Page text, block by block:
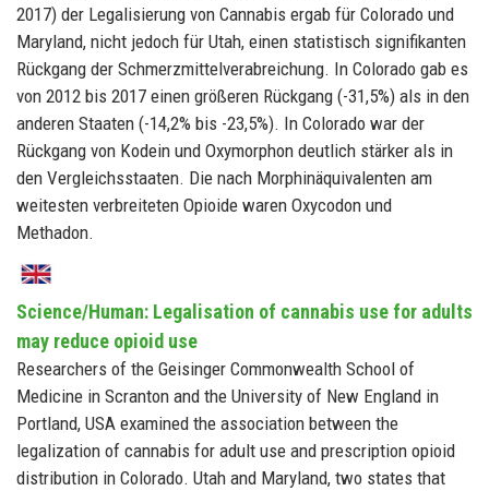
2017) der Legalisierung von Cannabis ergab für Colorado und
Maryland, nicht jedoch für Utah, einen statistisch signifikanten
Rückgang der Schmerzmittelverabreichung. In Colorado gab es
von 2012 bis 2017 einen größeren Rückgang (-31,5%) als in den
anderen Staaten (-14,2% bis -23,5%). In Colorado war der
Rückgang von Kodein und Oxymorphon deutlich stärker als in
den Vergleichsstaaten. Die nach Morphinäquivalenten am
weitesten verbreiteten Opioide waren Oxycodon und
Methadon.
Science/Human: Legalisation of cannabis use for adults
may reduce opioid use
Researchers of the Geisinger Commonwealth School of
Medicine in Scranton and the University of New England in
Portland, USA examined the association between the
legalization of cannabis for adult use and prescription opioid
distribution in Colorado. Utah and Maryland, two states that